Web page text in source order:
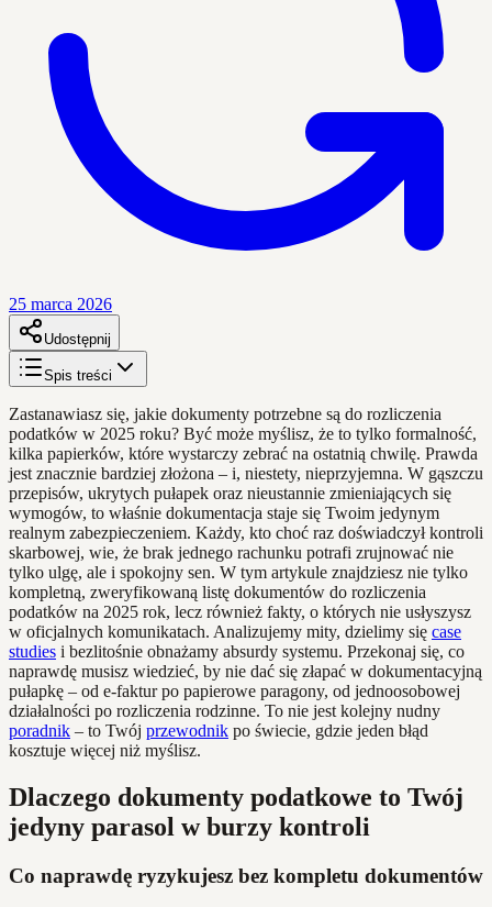
25 marca 2026
Udostępnij
Spis treści
Zastanawiasz się, jakie dokumenty potrzebne są do rozliczenia
podatków w 2025 roku? Być może myślisz, że to tylko formalność,
kilka papierków, które wystarczy zebrać na ostatnią chwilę. Prawda
jest znacznie bardziej złożona – i, niestety, nieprzyjemna. W gąszczu
przepisów, ukrytych pułapek oraz nieustannie zmieniających się
wymogów, to właśnie dokumentacja staje się Twoim jedynym
realnym zabezpieczeniem. Każdy, kto choć raz doświadczył kontroli
skarbowej, wie, że brak jednego rachunku potrafi zrujnować nie
tylko ulgę, ale i spokojny sen. W tym artykule znajdziesz nie tylko
kompletną, zweryfikowaną listę dokumentów do rozliczenia
podatków na 2025 rok, lecz również fakty, o których nie usłyszysz
w oficjalnych komunikatach. Analizujemy mity, dzielimy się case
studies i bezlitośnie obnażamy absurdy systemu. Przekonaj się, co
naprawdę musisz wiedzieć, by nie dać się złapać w dokumentacyjną
pułapkę – od e-faktur po papierowe paragony, od jednoosobowej
działalności po rozliczenia rodzinne. To nie jest kolejny nudny
poradnik – to Twój przewodnik po świecie, gdzie jeden błąd
kosztuje więcej niż myślisz.
Dlaczego dokumenty podatkowe to Twój
jedyny parasol w burzy kontroli
Co naprawdę ryzykujesz bez kompletu dokumentów